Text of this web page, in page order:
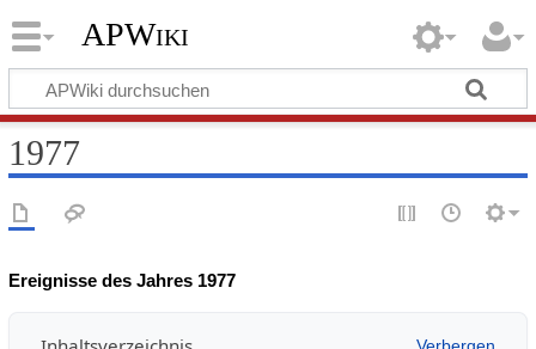
APWiki
1977
Ereignisse des Jahres 1977